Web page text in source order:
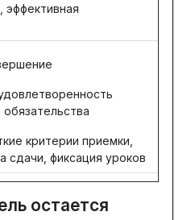
эффективная
обязательства
критерии приемки,
сдачи, фиксация уроков
остается